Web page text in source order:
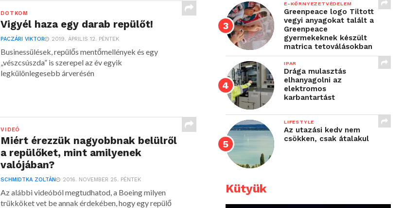
DOTKOM
Vigyél haza egy darab repülőt!
PACZÁRI VIKTOR 2019. ÁPRILIS 12. PÉNTEK
Businessülések, repülős mentőmellények és egy
„vészcsúszda” is szerepel az év egyik
legkülönlegesebb árverésén
VIDEÓ
Miért érezzük nagyobbnak belülről
a repülőket, mint amilyenek
valójában?
SCHMIDTKA ZOLTÁN 2016. NOVEMBER 25. PÉNTEK
Az alábbi videóból megtudhatod, a Boeing milyen
trükköket vet be annak érdekében, hogy egy repülő
E-KÖRNYEZETVÉDELEM
Greenpeace logo Tiltott
vegyi anyagokat talált a
Greenpeace
gyermekeknek készült
matrica tetoválásokban
IPAR
Drága mulasztás
elhanyagolni az
elektromos
karbantartást
LIFESTYLE
Az utazási kedv nem
csökken, csak átalakul
Kütyük